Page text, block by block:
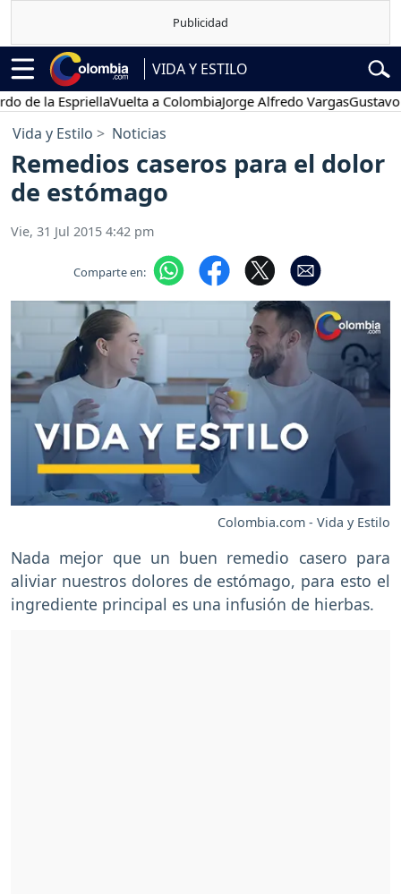
VIDA Y ESTILO
la EspriellaVuelta a ColombiaJorge Alfredo VargasGustavo
Vida y Estilo Noticias
Remedios caseros para el dolor
de estómago
Vie, 31 Jul 2015 4:42 pm
Comparte en:
Colombia.com - Vida y Estilo
Nada mejor que un buen remedio casero para
aliviar nuestros dolores de estómago, para esto el
ingrediente principal es una infusión de hierbas.